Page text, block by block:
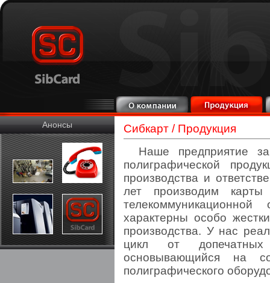
Анонсы Сибкарт / Продукция
Наше предприятие
полиграфической
производства и
лет производим карты
характерны особо
производства. У нас
цикл от
основывающийся на
полиграфического